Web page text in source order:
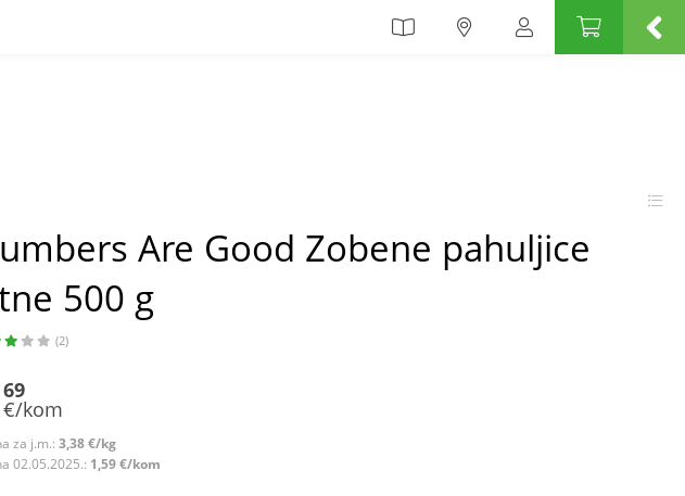
Are Good Zobene pahuljice
500 g
(2)
69
€/kom
za j.m.: 3,38 €/kg
02.05.2025.: 1,59 €/kom